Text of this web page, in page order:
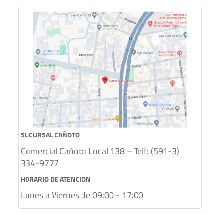
SUCURSAL CAÑOTO
Comercial Cañoto Local 138 – Telf: (591-3)
334-9777
HORARIO DE ATENCION
Lunes a Viernes de 09:00 - 17:00